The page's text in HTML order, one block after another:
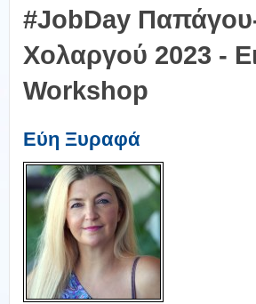
#JobDay
Χολαργού 2023 -
Workshop
Εύη Ξυραφά